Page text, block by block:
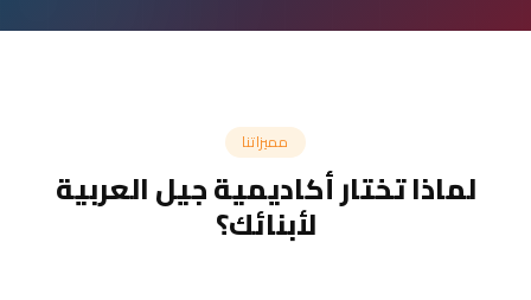
مميزاتنا
لماذا تختار أكاديمية جيل العربية
لأبنائك؟